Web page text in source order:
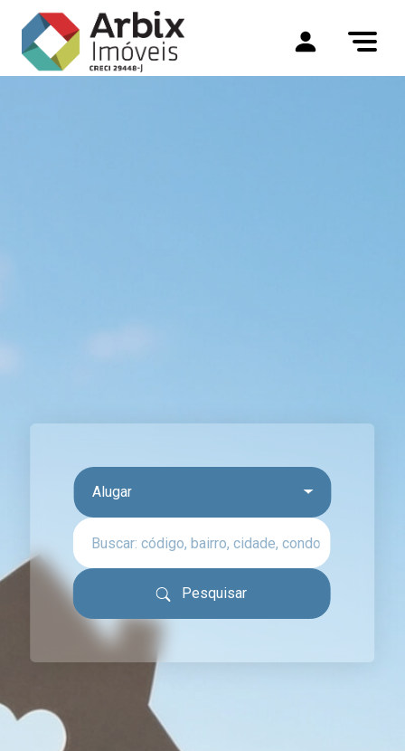
Alugar
Pesquisar